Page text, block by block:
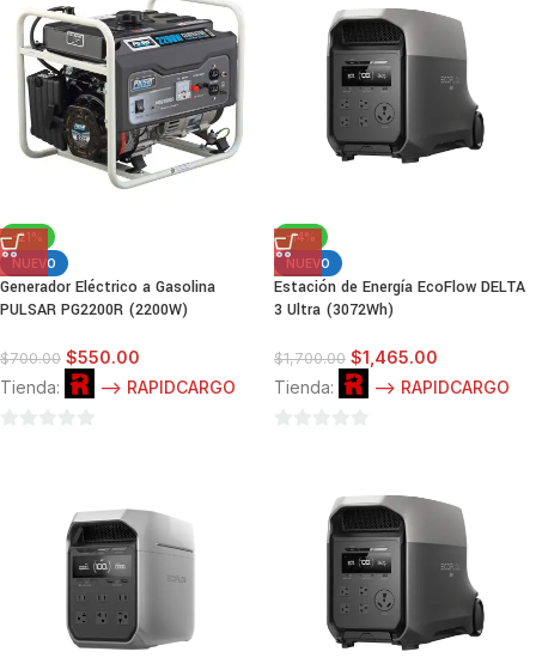
-21%
NUEVO
Generador Eléctrico a Gasolina
PULSAR PG2200R (2200W)
$700.00 $550.00
Tienda:
--> RAPIDCARGO
-14%
NUEVO
Estación de Energía EcoFlow DELTA
3 Ultra (3072Wh)
$1,700.00 $1,465.00
Tienda:
--> RAPIDCARGO